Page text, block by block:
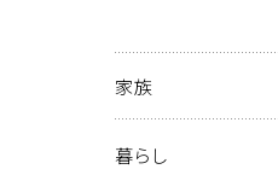
家族
暮らし